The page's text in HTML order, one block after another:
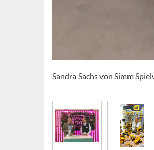
Sandra Sachs von Simm